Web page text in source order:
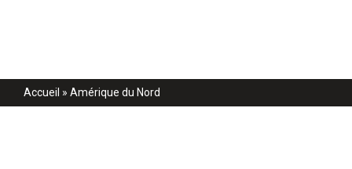
Accueil » Amérique du Nord